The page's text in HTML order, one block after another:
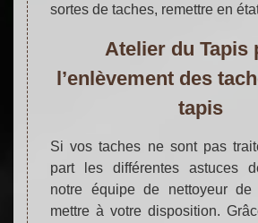
sortes de taches, remettre en
Atelier du Tapis
l’enlèvement des
tapis
Si vos taches ne sont pas
part les différentes astuces
notre équipe de nettoyeur
mettre à votre disposition.